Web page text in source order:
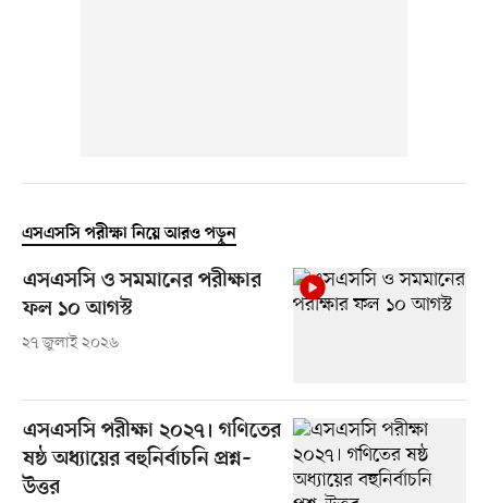
এসএসসি পরীক্ষা নিয়ে আরও পড়ুন
এসএসসি ও সমমানের পরীক্ষার
ফল ১০ আগস্ট
২৭ জুলাই ২০২৬
এসএসসি পরীক্ষা ২০২৭। গণিতের
ষষ্ঠ অধ্যায়ের বহুনির্বাচনি প্রশ্ন–
উত্তর